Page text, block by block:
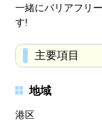
一緒にバリアフリ
す!
主要項目
地域
港区